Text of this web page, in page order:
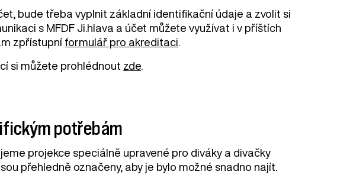
bude třeba vyplnit základní identifikační údaje a zvolit si
s MFDF Ji.hlava a účet můžete využívat i v příštích
zpřístupní formulář pro akreditaci
si můžete prohlédnout zde
potřebám
projekce speciálně upravené pro diváky a divačky
přehledně označeny, aby je bylo možné snadno najít.